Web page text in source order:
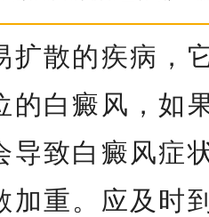
扩散的疾病，
的白癜风，如
导致白癜风症
加重。应及时